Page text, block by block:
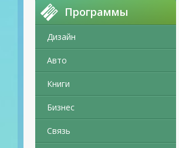
Программы
Дизайн
Авто
Книги
Бизнес
Связь